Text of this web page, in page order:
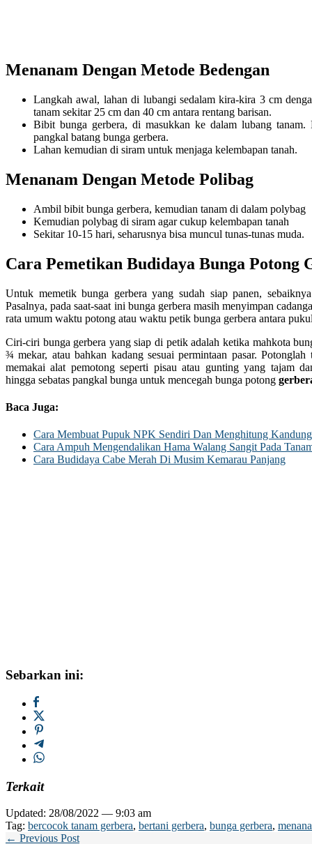
Menanam Dengan Metode Bedengan
Langkah awal, lahan di lubangi sedalam kira-kira 3 cm
tanam sekitar 25 cm dan 40 cm antara rentang barisan.
Bibit bunga gerbera, di masukkan ke dalam lubang tanam.
pangkal batang bunga gerbera.
Lahan kemudian di siram untuk menjaga kelembapan tanah.
Menanam Dengan Metode Polibag
Ambil bibit bunga gerbera, kemudian tanam di dalam polybag
Kemudian polybag di siram agar cukup kelembapan tanah
Sekitar 10-15 hari, seharusnya bisa muncul tunas-tunas muda.
Cara Pemetikan Budidaya Bunga Potong
Untuk memetik bunga gerbera yang sudah siap panen,
Pasalnya, pada saat-saat ini bunga gerbera masih menyimpan
rata umum waktu potong atau waktu petik bunga gerbera antara
Ciri-ciri bunga gerbera yang siap di petik adalah ketika mahkota
¾ mekar, atau bahkan kadang sesuai permintaan pasar.
memakai alat pemotong seperti pisau atau gunting yang tajam
hingga sebatas pangkal bunga untuk mencegah bunga potong
Baca Juga:
Cara Membuat Pupuk NPK Sendiri Dan Menghitung
Cara Ampuh Mengendalikan Hama Walang Sangit Pada
Cara Budidaya Cabe Merah Di Musim Kemarau Panjang
Sebarkan ini:
Terkait
Updated: 28/08/2022 — 9:03 am
Tag: bercocok tanam gerbera, bertani gerbera, bunga gerbera,
← Previous Post